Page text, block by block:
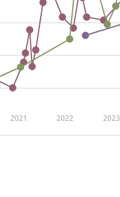
2021 2022 2023